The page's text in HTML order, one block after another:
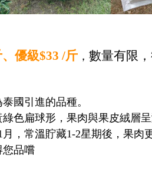
優級$33 /斤 ， 數量有限，
泰國引進的品種。
色扁球形，果肉與果皮絨層呈
月，常溫貯藏1-2星期後，果肉
您品嚐